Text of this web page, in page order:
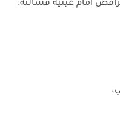
أمام عينيه فسألته: